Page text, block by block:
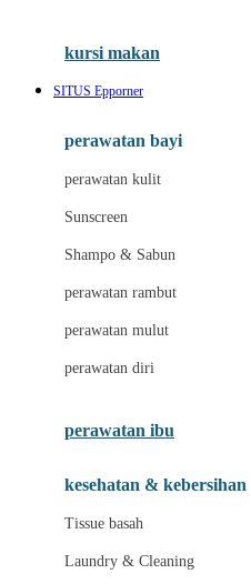
Leclerc
Lee Vierra
Lillebaby
Little Bird Told Me
Little Miss Janis
London Taxi
Love To Dream
M
Magformers
Mamaway
Maxi Cosi
Megabloks
kursi makan
SITUS Epporner
perawatan bayi
perawatan kulit
Sunscreen
Shampo & Sabun
perawatan rambut
perawatan mulut
perawatan diri
perawatan ibu
kesehatan & kebersihan
Tissue basah
Laundry & Cleaning